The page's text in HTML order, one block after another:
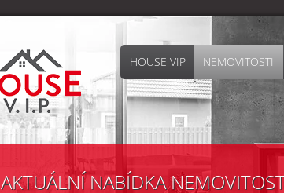
HOUSE VIP NEMOVITOSTI
AKTUÁLNÍ NABÍDKA